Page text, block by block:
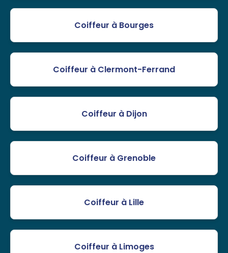
Coiffeur à Bourges
Coiffeur à Clermont-Ferrand
Coiffeur à Dijon
Coiffeur à Grenoble
Coiffeur à Lille
Coiffeur à Limoges